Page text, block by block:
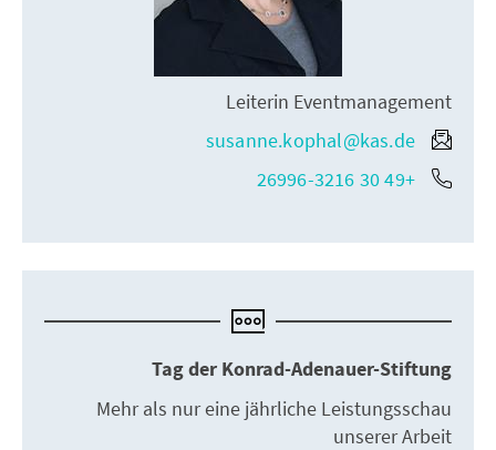
Leiterin Eventmanagement
susanne.kophal@kas.de
+49 30 26996-3216
Tag der Konrad-Adenauer-Stiftung
Mehr als nur eine jährliche Leistungsschau
unserer Arbeit